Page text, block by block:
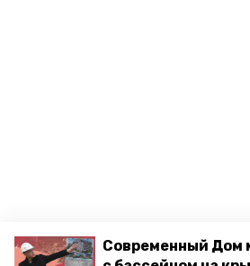
Современный Дом